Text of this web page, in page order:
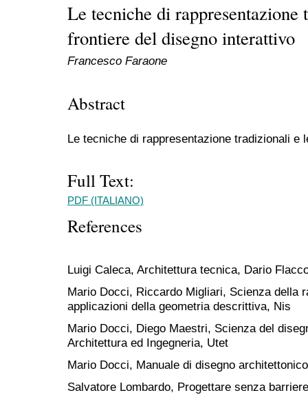
Le tecniche di
frontiere del disegno interattivo
Francesco Faraone
Abstract
Le tecniche di rappresentazione tradizionali e
Full Text:
PDF (ITALIANO)
References
Luigi Caleca, Architettura tecnica, Dario
Mario Docci, Riccardo Migliari, Scienza della
applicazioni della geometria descrittiva, Nis
Mario Docci, Diego Maestri, Scienza del
Architettura ed Ingegneria, Utet
Mario Docci, Manuale di disegno
Salvatore Lombardo, Progettare senza